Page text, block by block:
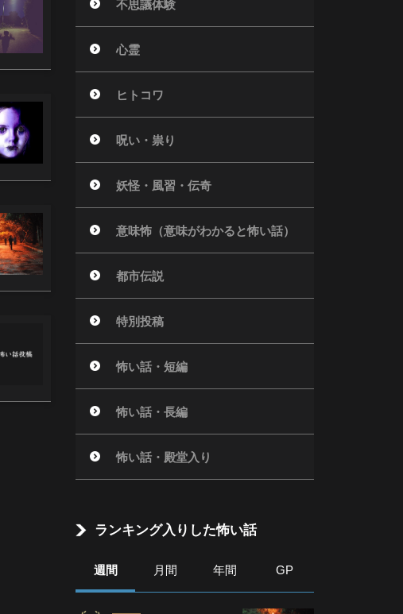
不思議体験
心霊
ヒトコワ
呪い・祟り
妖怪・風習・伝奇
意味怖（意味がわかると怖い話）
都市伝説
特別投稿
怖い話・短編
怖い話・長編
怖い話・殿堂入り
ランキング入りした怖い話
週間 月間 年間 GP